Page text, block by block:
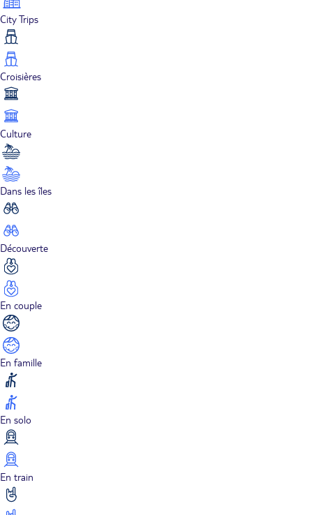
City Trips
Croisières
Culture
Dans les îles
Découverte
En couple
En famille
En solo
En train